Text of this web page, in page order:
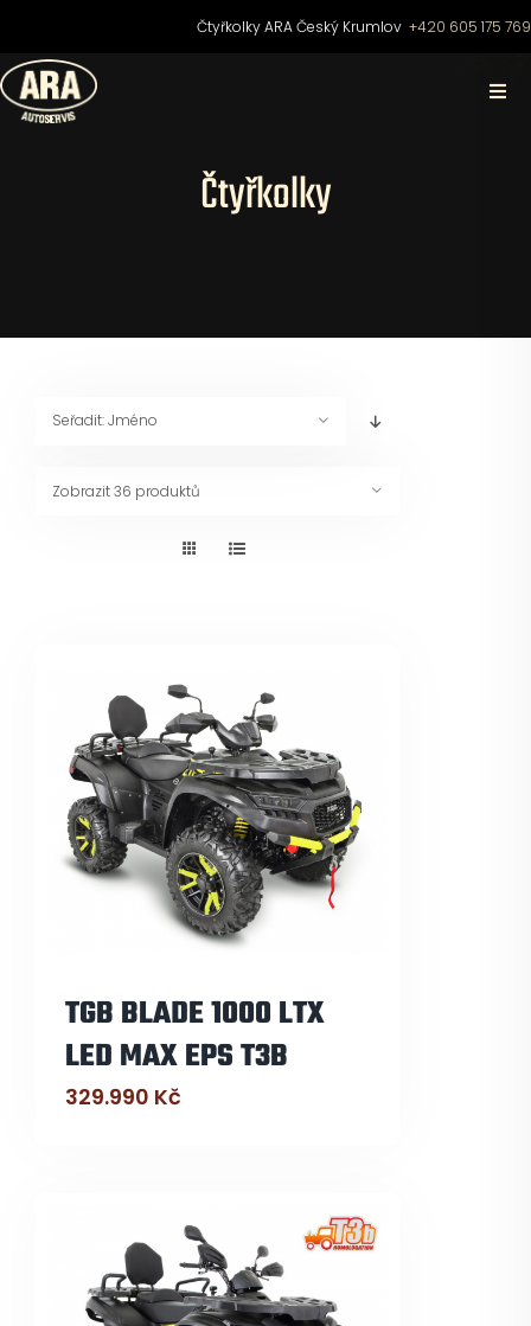
obsah
Čtyřkolky ARA Český Krumlov+420 605 175 769
Pneuservis
Servis
Čtyřkolky
Seřadit:Jméno
Zobrazit36 produktů
TGB BLADE 1000 LTX
LED MAX EPS T3B
329.990 Kč